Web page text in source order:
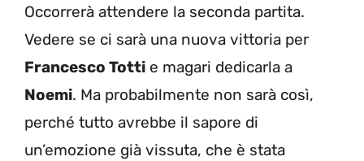
Occorrerà attendere la seconda partita.
Vedere se ci sarà una nuova vittoria per
Francesco Totti e magari dedicarla a
Noemi. Ma probabilmente non sarà così,
perché tutto avrebbe il sapore di
un’emozione già vissuta, che è stata